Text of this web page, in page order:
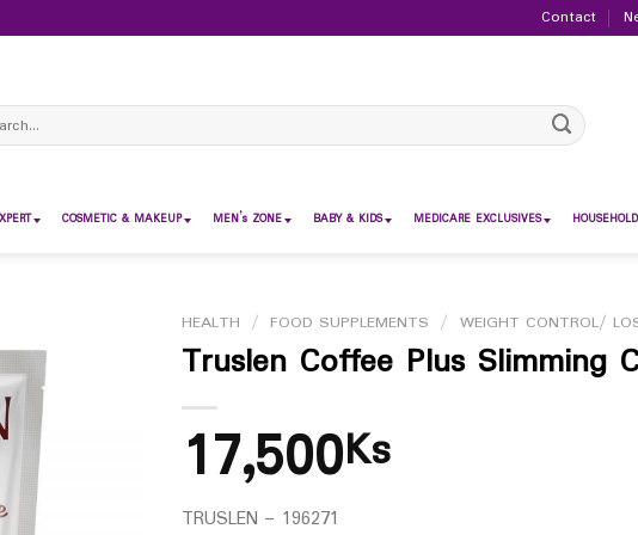
Contact
COSMETIC & MAKEUP MEN’s ZONE BABY & KIDS MEDICARE EXCLUSIVES HOUSEHOLD
HEALTH / FOOD SUPPLEMENTS / WEIGHT CONTROL/
Truslen Coffee Plus Slimming
17,500Ks
TRUSLEN – 196271